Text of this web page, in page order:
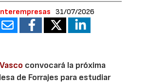
31/07/2026
convocará la próxima
de Forrajes para estudiar